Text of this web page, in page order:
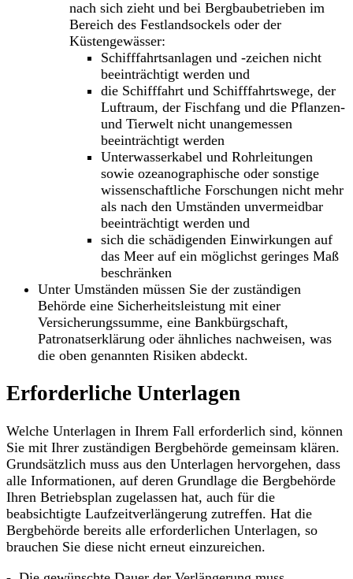
nach sich zieht und bei Bergbaubetrieben im
Bereich des Festlandsockels oder der
Küstengewässer:
Schifffahrtsanlagen und -zeichen nicht
beeinträchtigt werden und
die Schifffahrt und Schifffahrtswege, der
Luftraum, der Fischfang und die Pflanzen-
und Tierwelt nicht unangemessen
beeinträchtigt werden
Unterwasserkabel und Rohrleitungen
sowie ozeanographische oder sonstige
wissenschaftliche Forschungen nicht mehr
als nach den Umständen unvermeidbar
beeinträchtigt werden und
sich die schädigenden Einwirkungen auf
das Meer auf ein möglichst geringes Maß
beschränken
Unter Umständen müssen Sie der zuständigen
Behörde eine Sicherheitsleistung mit einer
Versicherungssumme, eine Bankbürgschaft,
Patronatserklärung oder ähnliches nachweisen, was
die oben genannten Risiken abdeckt.
Erforderliche Unterlagen
Welche Unterlagen in Ihrem Fall erforderlich sind, können
Sie mit Ihrer zuständigen Bergbehörde gemeinsam klären.
Grundsätzlich muss aus den Unterlagen hervorgehen, dass
alle Informationen, auf deren Grundlage die Bergbehörde
Ihren Betriebsplan zugelassen hat, auch für die
beabsichtigte Laufzeitverlängerung zutreffen. Hat die
Bergbehörde bereits alle erforderlichen Unterlagen, so
brauchen Sie diese nicht erneut einzureichen.